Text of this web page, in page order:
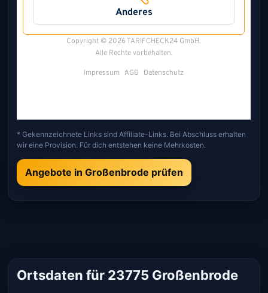
* Gekennzeichnete Links sind Affiliate-Links. Bei Abschluss erhalten
wir eine Provision. Für dich entstehen keine Mehrkosten.
Angebote in Großenbrode prüfen
Ortsdaten für 23775 Großenbrode